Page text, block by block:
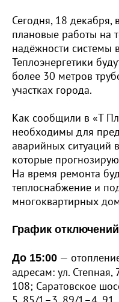
Сегодня, 18 декабря,
плановые работы на
надёжности системы
Теплоэнергетики
более 30 метров
участках города.
Как сообщили в «Т
необходимы для
аварийных ситуаций
которые
На время ремонта
теплоснабжение и
многоквартирных
График
До 15:00 —
адресам: ул.
108; Саратовское